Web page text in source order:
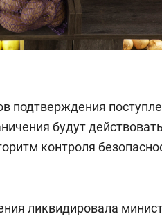
подтверждения
будут
контроля
ликвидировала